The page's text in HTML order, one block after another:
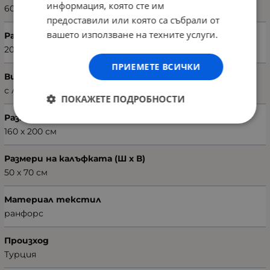
60241867
Размери на плика (Ш х В)
200 х 220 см
Вид чаршаф
с ластик
Размери на чаршафа (Ш х В)
160 х 200 см
Размери на калъфката (Ш х В)
50 х 70 см
Материал текстил
ранфорс
Произход
Турция
информация, която сте им
предоставили или която са събрали от
вашето използване на техните услуги.
ПРИЕМЕТЕ ВСИЧКИ
ПОКАЖЕТЕ ПОДРОБНОСТИ